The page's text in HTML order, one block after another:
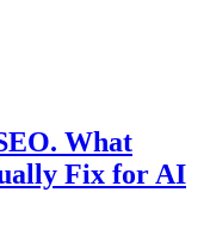
What
Fix for AI